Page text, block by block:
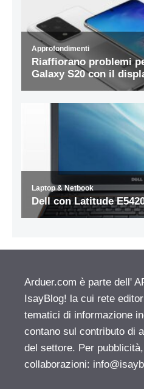
Arduer.com è parte dell'
IsayBlog! la cui rete
tematici di informazione
contano sul contributo di
del settore. Per
collaborazioni: